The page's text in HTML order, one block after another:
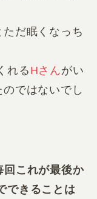
だ眠くなっち
れる Hさんがい
のではないでし
回これが最後か
できることは